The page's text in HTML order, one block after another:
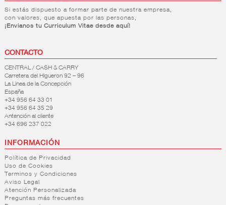
Si estás dispuesto a formar parte de nuestra empresa,
con valores, que apuesta por las personas,
¡Envianos tu Curriculum Vitae desde aquí!
CONTACTO
CENTRAL / CASH & CARRY
Carretera del Higueron 92 – 96
La Linea de la Concepción
España
+34 956 64 33 01
+34 956 64 35 29
Antención al cliente
+34 696 237 022
INFORMACIÓN
Política de Privacidad
Uso de Cookies
Terminos y Condiciones
Aviso Legal
Atención Personalizada
Preguntas más frecuentes